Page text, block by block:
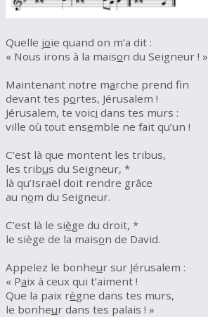
Quelle joie quand on m’a dit :
« Nous irons à la maison du Seigneur ! »
Maintenant notre marche prend fin
devant tes portes, Jérusalem !
Jérusalem, te voici dans tes murs :
ville où tout ensemble ne fait qu’un !
C’est là que montent les tribus,
les tribus du Seigneur, *
là qu’Israël doit rendre grâce
au nom du Seigneur.
C’est là le siège du droit, *
le siège de la maison de David.
Appelez le bonheur sur Jérusalem :
« Paix à ceux qui t’aiment !
Que la paix règne dans tes murs,
le bonheur dans tes palais ! »